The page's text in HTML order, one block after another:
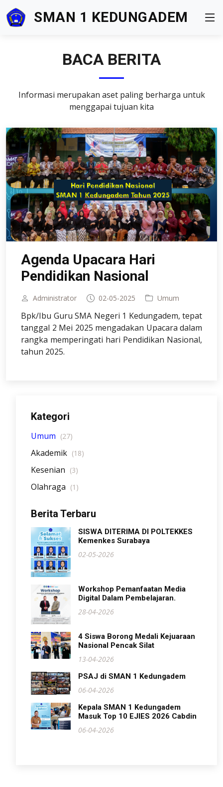
SMAN 1 KEDUNGADEM
BACA BERITA
Informasi merupakan aset paling berharga untuk
menggapai tujuan kita
Agenda Upacara Hari
Pendidikan Nasional
Administrator 02-05-2025 Umum
Bpk/Ibu Guru SMA Negeri 1 Kedungadem, tepat
tanggal 2 Mei 2025 mengadakan Upacara dalam
rangka memperingati hari Pendidikan Nasional,
tahun 2025.
Kategori
Umum (27)
Akademik (18)
Kesenian (3)
Olahraga (1)
Berita Terbaru
SISWA DITERIMA DI POLTEKKES
Kemenkes Surabaya
02-05-2026
Workshop Pemanfaatan Media
Digital Dalam Pembelajaran.
28-04-2026
4 Siswa Borong Medali Kejuaraan
Nasional Pencak Silat
13-04-2026
PSAJ di SMAN 1 Kedungadem
06-04-2026
Kepala SMAN 1 Kedungadem
Masuk Top 10 EJIES 2026 Cabdin
06-04-2026